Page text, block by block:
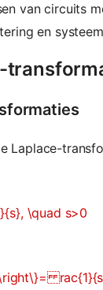
van circuits
en
Laplace-
\quad s>0